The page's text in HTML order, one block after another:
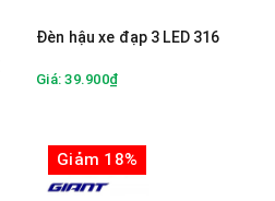
Đèn hậu xe đạp 3 LED 316
Giá: 39.900₫
Giảm 18%